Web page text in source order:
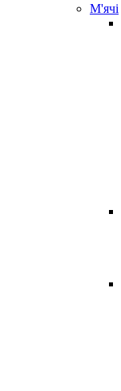
М'ячі